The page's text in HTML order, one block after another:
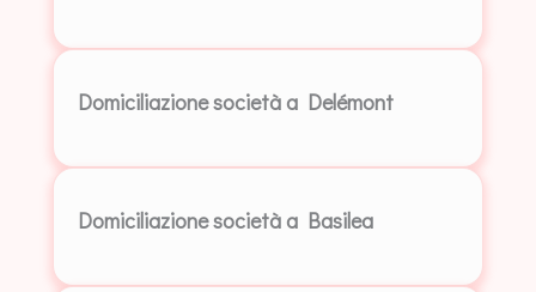
Domiciliazione società a Delémont
Domiciliazione società a Basilea